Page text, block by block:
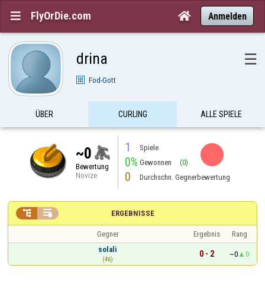
 FlyOrDie.com  Anmelden
drina ☰
Fod-Gott
ÜBER CURLING ALLE SPIELE
~0
Bewertung
Novize
1 Spiele
0% Gewonnen (0)
0 Durchschn. Gegnerbewertung
ERGEBNISSE
 
Gegner Ergebnis
Rang
solali
(46)
0 - 2 ~0 0